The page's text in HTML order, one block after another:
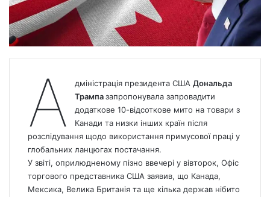
А дміністрація президента США Дональда
Трампазапропонувала запровадити
додаткове 10-відсоткове мито на товари з
Канади та низки інших країн після
розслідування щодо використання примусової праці у
глобальних ланцюгах постачання.
У звіті, оприлюдненому пізно ввечері у вівторок, Офіс
торгового представника США заявив, що Канада,
Мексика, Велика Британія та ще кілька держав нібито